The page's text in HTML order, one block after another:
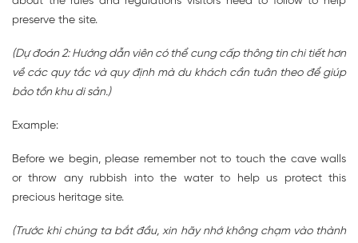
preserve the site.
(Dự đoán 2: Hướng dẫn viên có thể cung cấp thông tin chi tiết hơn
về các quy tắc và quy định mà du khách cần tuân theo để giúp
bảo tồn khu di sản.)
Example:
Before we begin, please remember not to touch the cave walls
or throw any rubbish into the water to help us protect this
precious heritage site.
(Trước khi chúng ta bắt đầu, xin hãy nhớ không chạm vào thành